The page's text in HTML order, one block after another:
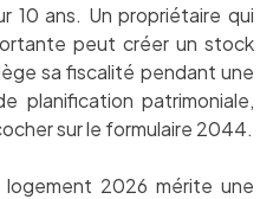
10 ans. Un propriétaire qui
peut créer un stock
sa fiscalité pendant une
planification patrimoniale,
sur le formulaire 2044.
2026 mérite une